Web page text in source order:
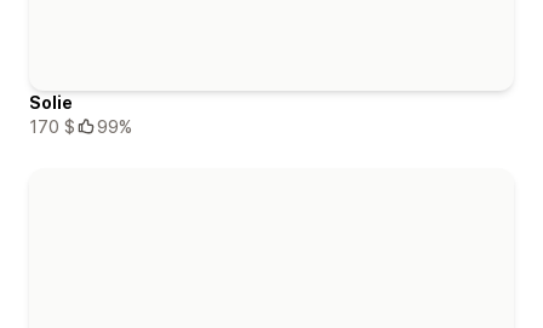
Solie
170 $
99%